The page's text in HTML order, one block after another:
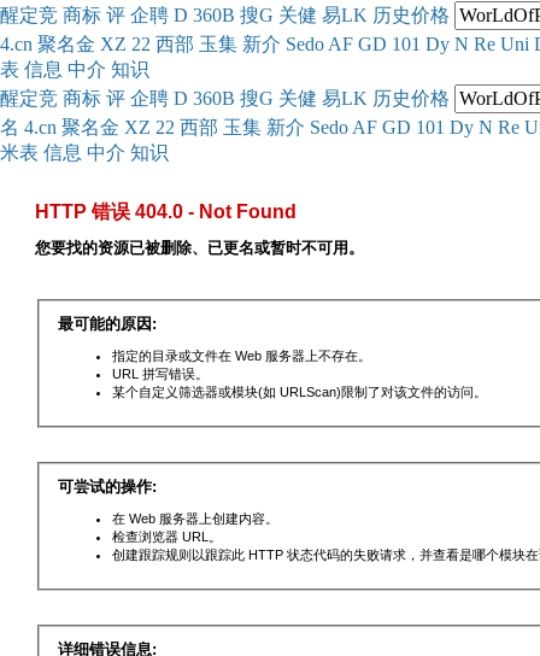
醒定竞 商标 评 企聘 D 360B 搜G 关健 易LK 历史价格
4.cn 聚名金 XZ 22 西部 玉集 新介 Sedo AF GD 101 Dy N Re Uni
表 信息 中介 知识